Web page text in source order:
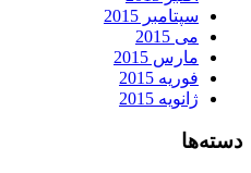
سپتامبر 2015
می 2015
مارس 2015
فوریه 2015
ژانویه 2015
دسته‌ها